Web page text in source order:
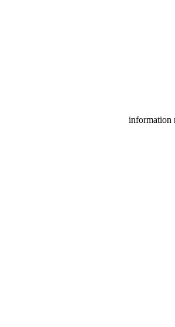
information